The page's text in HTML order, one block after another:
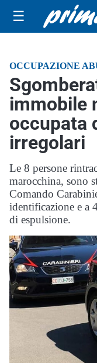
☰
OCCUPAZIONE
immobile
occupata
irregolari
Le 8 persone
marocchina, sono
Comando
identificazione e a
di espulsione.